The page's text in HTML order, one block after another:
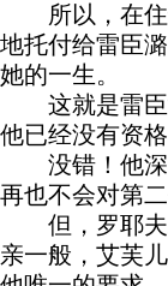
所以，在住
地托付给雷臣
她的一生。
这就是雷臣
他已经没有资
没错！他深
再也不会对第
但，罗耶夫
亲一般，艾芙